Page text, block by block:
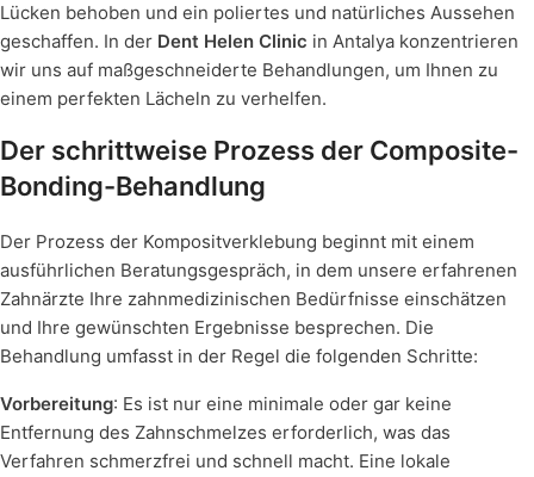
Lücken behoben und ein poliertes und natürliches Aussehen
geschaffen. In der Dent Helen Clinic in Antalya konzentrieren
wir uns auf maßgeschneiderte Behandlungen, um Ihnen zu
einem perfekten Lächeln zu verhelfen.
Der schrittweise Prozess der Composite-
Bonding-Behandlung
Der Prozess der Kompositverklebung beginnt mit einem
ausführlichen Beratungsgespräch, in dem unsere erfahrenen
Zahnärzte Ihre zahnmedizinischen Bedürfnisse einschätzen
und Ihre gewünschten Ergebnisse besprechen. Die
Behandlung umfasst in der Regel die folgenden Schritte:
Vorbereitung: Es ist nur eine minimale oder gar keine
Entfernung des Zahnschmelzes erforderlich, was das
Verfahren schmerzfrei und schnell macht. Eine lokale